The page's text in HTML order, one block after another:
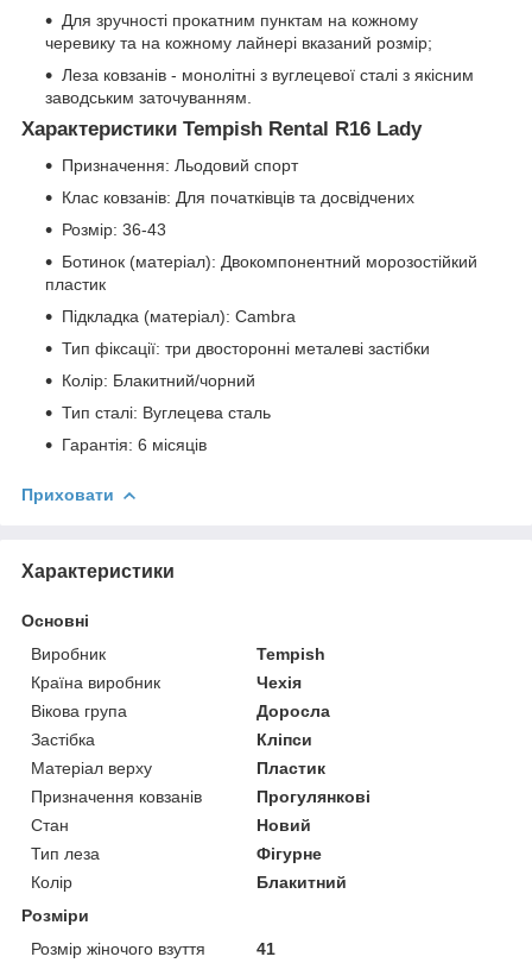
Для зручності прокатним пунктам на кожному
черевику та на кожному лайнері вказаний розмір;
Леза ковзанів - монолітні з вуглецевої сталі з якісним
заводським заточуванням.
Характеристики Tempish Rental R16 Lady
Призначення: Льодовий спорт
Клас ковзанів: Для початківців та досвідчених
Розмір: 36-43
Ботинок (матеріал): Двокомпонентний морозостійкий
пластик
Підкладка (матеріал): Cambra
Тип фіксації: три двосторонні металеві застібки
Колір: Блакитний/чорний
Тип сталі: Вуглецева сталь
Гарантія: 6 місяців
Приховати
Характеристики
Основні
Виробник
Tempish
Країна виробник
Чехія
Вікова група
Доросла
Застібка
Кліпси
Матеріал верху
Пластик
Призначення ковзанів
Прогулянкові
Стан
Новий
Тип леза
Фігурне
Колір
Блакитний
Розміри
Розмір жіночого взуття
41